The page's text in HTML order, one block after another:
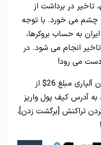
، تاخیر در برداشت از
چشم می خورد. با توجه
به حساب بروکرها،
انجام می شود. در
دست می رود!
مطابق تصویر زیر، یکی از مشتریان آلپاری مبلغ 26$ از
آدرس کیف پول واریز
تراکنش [برگشت زدن]،